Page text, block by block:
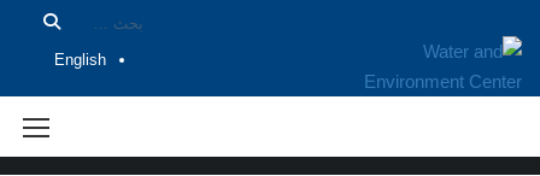
English
اصدرات المراكز